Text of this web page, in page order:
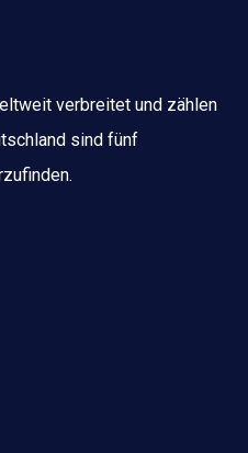
verbreitet und zählen
sind fünf